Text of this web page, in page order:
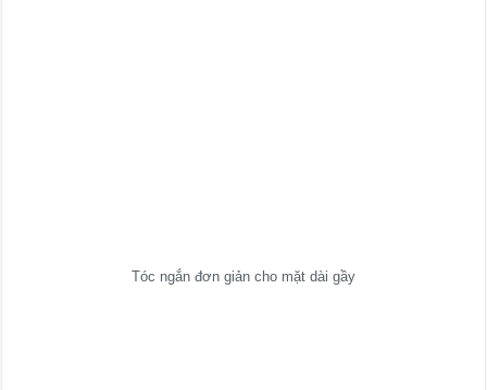
Tóc ngắn đơn giản cho mặt dài gầy